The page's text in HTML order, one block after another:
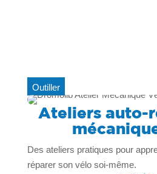
Outiller
Ateliers auto-
Des ateliers pratiques pour
réparer son vélo soi-même.